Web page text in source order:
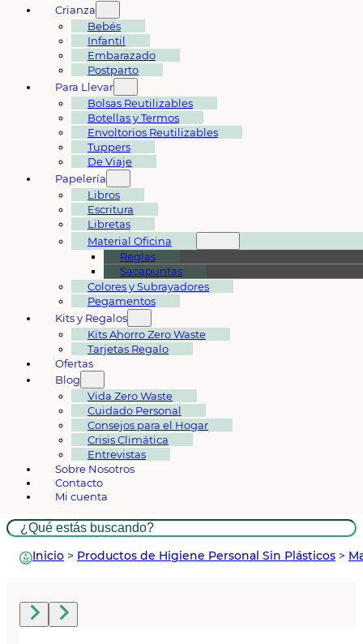
Crianza
Bebés
Infantil
Embarazado
Postparto
Para Llevar
Bolsas Reutilizables
Botellas y Termos
Envoltorios Reutilizables
Tuppers
De Viaje
Papelería
Libros
Escritura
Libretas
Material Oficina
Reglas
Sacapuntas
Colores y Subrayadores
Pegamentos
Kits y Regalos
Kits Ahorro Zero Waste
Tarjetas Regalo
Ofertas
Blog
Vida Zero Waste
Cuidado Personal
Consejos para el Hogar
Crisis Climática
Entrevistas
Sobre Nosotros
Contacto
Mi cuenta
Buscar
Inicio > Productos de Higiene Personal Sin Plásticos >